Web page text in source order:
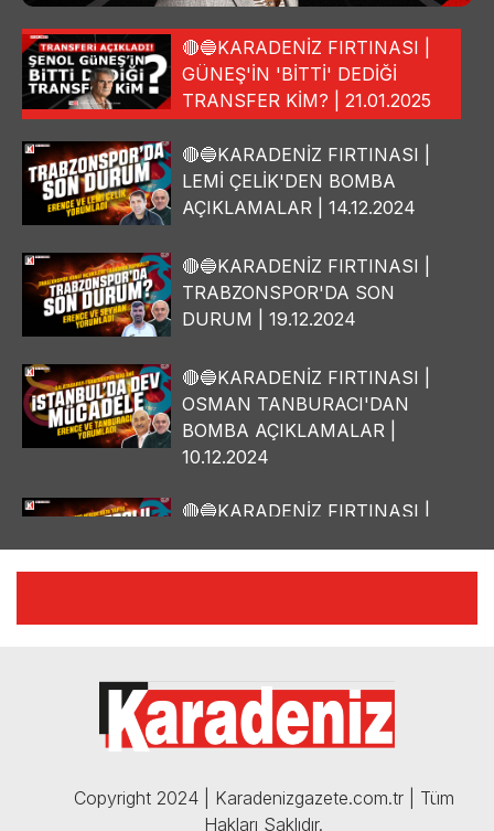
🔴🔵KARADENİZ FIRTINASI |
GÜNEŞ'İN 'BİTTİ' DEDİĞİ
TRANSFER KİM? | 21.01.2025
🔴🔵KARADENİZ FIRTINASI |
LEMİ ÇELİK'DEN BOMBA
AÇIKLAMALAR | 14.12.2024
🔴🔵KARADENİZ FIRTINASI |
TRABZONSPOR'DA SON
DURUM | 19.12.2024
🔴🔵KARADENİZ FIRTINASI |
OSMAN TANBURACI'DAN
BOMBA AÇIKLAMALAR |
10.12.2024
🔴🔵KARADENİZ FIRTINASI |
🔴🔵KARADENİZ FIRTINASI |
05.12.2024
Copyright 2024 | Karadenizgazete.com.tr | Tüm
Hakları Saklıdır.